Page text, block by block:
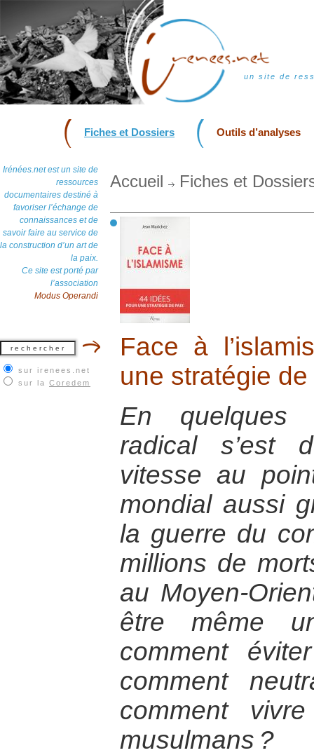
un site de
Fiches et Dossiers Outils d’analyses
Irénées.net est un site de
ressources
documentaires destiné à
favoriser l’échange de
connaissances et de
savoir faire au service de
la construction d’un art de
la paix.
Ce site est porté par
l’association
Modus Operandi
sur irenees.net
sur la Coredem
Accueil Fiches et
Face à
une stratégie
En quelques
radical s’est
vitesse au
mondial aussi
la guerre du
millions de
au Moyen-
être même
comment
comment
comment
musulmans ?